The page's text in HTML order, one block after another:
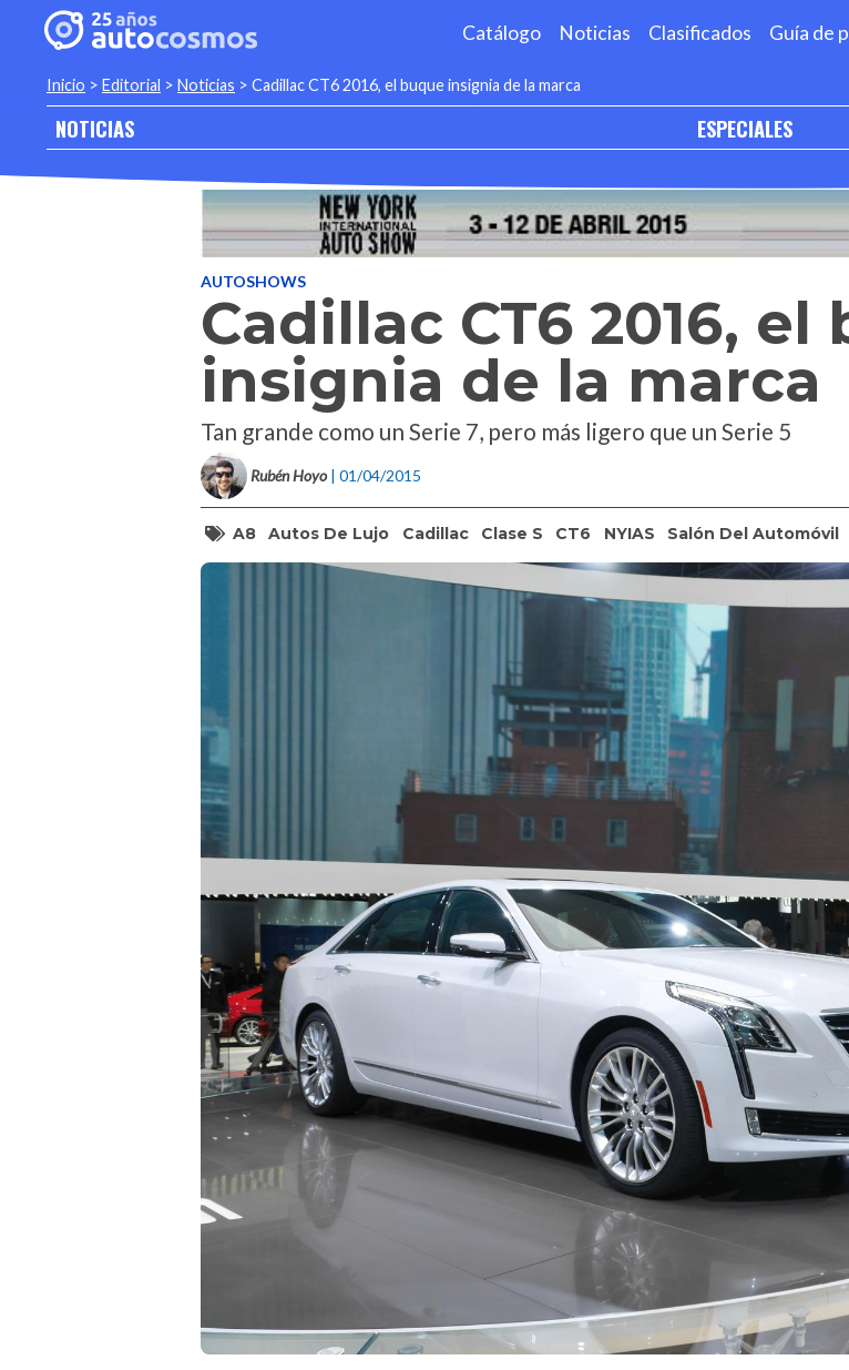
Catálogo Noticias Clasificados Guía de
Inicio > Editorial > Noticias > Cadillac CT6 2016, el buque insignia de la marca
NOTICIAS ESPECIALES
AUTOSHOWS
Cadillac CT6 2016, el
insignia de la marca
Tan grande como un Serie 7, pero más ligero que un Serie 5
Rubén Hoyo | 01/04/2015
A8 Autos De Lujo Cadillac Clase S CT6 NYIAS Salón Del Automóvil